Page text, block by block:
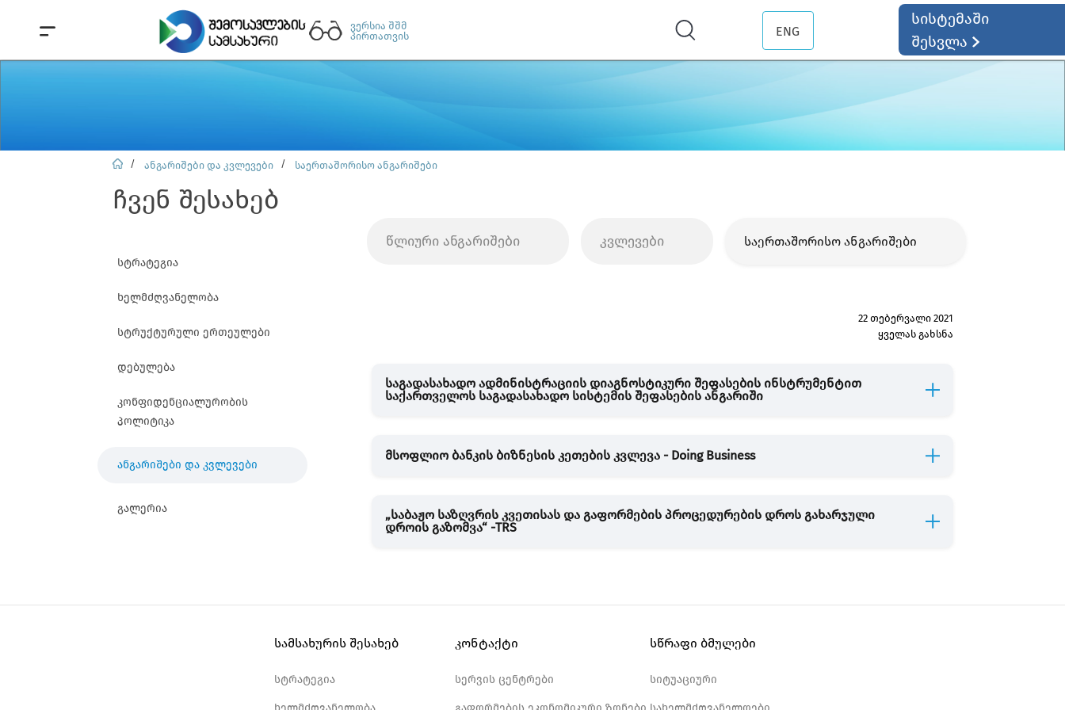
ვერსია შშმ
პირთათვის
ENG
სისტემაში
შესვლა
ანგარიშები და კვლევები საერთაშორისო ანგარიშები
ჩვენ შესახებ
სტრატეგია
ხელმძღვანელობა
სტრუქტურული ერთეულები
დებულება
კონფიდენციალურობის
პოლიტიკა
ანგარიშები და კვლევები
წლიური ანგარიშები კვლევები საერთაშორისო ანგარიშები
გალერია
22 თებერვალი 2021
ყველას გახსნა
საგადასახადო ადმინისტრაციის დიაგნოსტიკური შეფასების ინსტრუმენტით
საქართველოს საგადასახადო სისტემის შეფასების ანგარიში
მსოფლიო ბანკის ბიზნესის კეთების კვლევა - Doing Business
„საბაჟო საზღვრის კვეთისას და გაფორმების პროცედურების დროს გახარჯული
დროის გაზომვა“ -TRS
სამსახურის შესახებ
სტრატეგია
კონტაქტი
სერვის ცენტრები
სწრაფი ბმულები
სიტუაციური